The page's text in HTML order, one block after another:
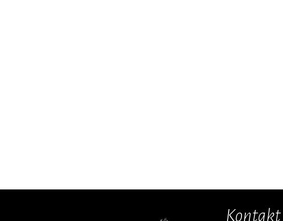
Kontakt